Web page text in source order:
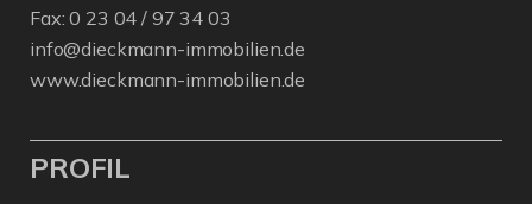
Fax: 0 23 04 / 97 34 03
info@dieckmann-immobilien.de
www.dieckmann-immobilien.de
PROFIL